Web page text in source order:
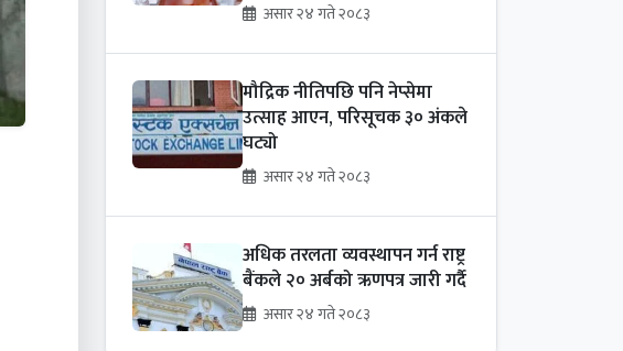
असार २४ गते २०८३
मौद्रिक नीतिपछि पनि नेप्सेमा
उत्साह आएन, परिसूचक ३० अंकले
घट्यो
असार २४ गते २०८३
अधिक तरलता व्यवस्थापन गर्न राष्ट्र
बैंकले २० अर्बको ऋणपत्र जारी गर्दै
असार २४ गते २०८३